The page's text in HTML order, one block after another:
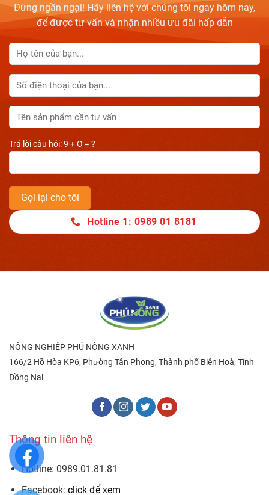
Đừng ngần ngại! Hãy liên hệ với chúng tôi ngay hôm nay,
để được tư vấn và nhận nhiều ưu đãi hấp dẫn
Trả lời câu hỏi: 9 + O = ?
Hotline 1: 0989 01 8181
NÔNG NGHIỆP PHÚ NÔNG XANH
166/2 Hồ Hòa KP6, Phường Tân Phong, Thành phố Biên Hoà, Tỉnh
Đồng Nai
Thông tin liên hệ
Hotline: 0989.01.81.81
Facebook: click để xem